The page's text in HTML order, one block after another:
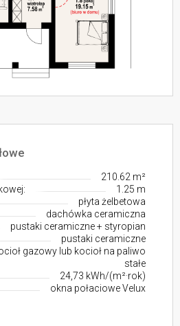
210.62 m²
1.25 m
płyta żelbetowa
dachówka ceramiczna
pustaki ceramiczne + styropian
pustaki ceramiczne
gazowy lub kocioł na paliwo
stałe
24,73 kWh/(m²·rok)
okna połaciowe Velux